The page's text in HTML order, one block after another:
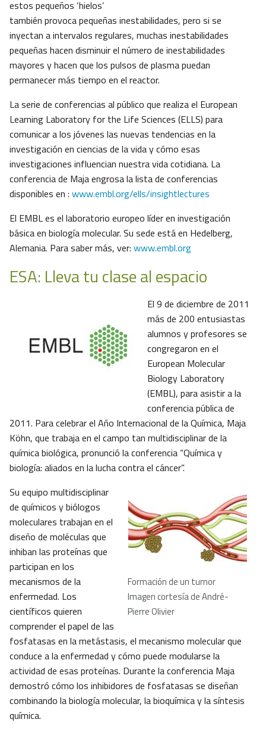
estos pequeños ‘hielos’
también provoca pequeñas inestabilidades, pero si se
inyectan a intervalos regulares, muchas inestabilidades
pequeñas hacen disminuir el número de inestabilidades
mayores y hacen que los pulsos de plasma puedan
permanecer más tiempo en el reactor.
La serie de conferencias al público que realiza el European
Learning Laboratory for the Life Sciences (ELLS) para
comunicar a los jóvenes las nuevas tendencias en la
investigación en ciencias de la vida y cómo esas
investigaciones influencian nuestra vida cotidiana. La
conferencia de Maja engrosa la lista de conferencias
disponibles en : www.embl.org/ells/insightlectures
El EMBL es el laboratorio europeo líder en investigación
básica en biología molecular. Su sede está en Hedelberg,
Alemania. Para saber más, ver: www.embl.org
ESA: Lleva tu clase al espacio
El 9 de diciembre de 2011
más de 200 entusiastas
alumnos y profesores se
congregaron en el
European Molecular
Biology Laboratory
(EMBL), para asistir a la
conferencia pública de
2011. Para celebrar el Año Internacional de la Química, Maja
Köhn, que trabaja en el campo tan multidisciplinar de la
química biológica, pronunció la conferencia “Química y
biología: aliados en la lucha contra el cáncer”.
Formación de un tumor
Imagen cortesía de André-
Pierre Olivier
Su equipo multidisciplinar
de químicos y biólogos
moleculares trabajan en el
diseño de moléculas que
inhiban las proteínas que
participan en los
mecanismos de la
enfermedad. Los
científicos quieren
comprender el papel de las
fosfatasas en la metástasis, el mecanismo molecular que
conduce a la enfermedad y cómo puede modularse la
actividad de esas proteínas. Durante la conferencia Maja
demostró cómo los inhibidores de fosfatasas se diseñan
combinando la biología molecular, la bioquímica y la síntesis
química.